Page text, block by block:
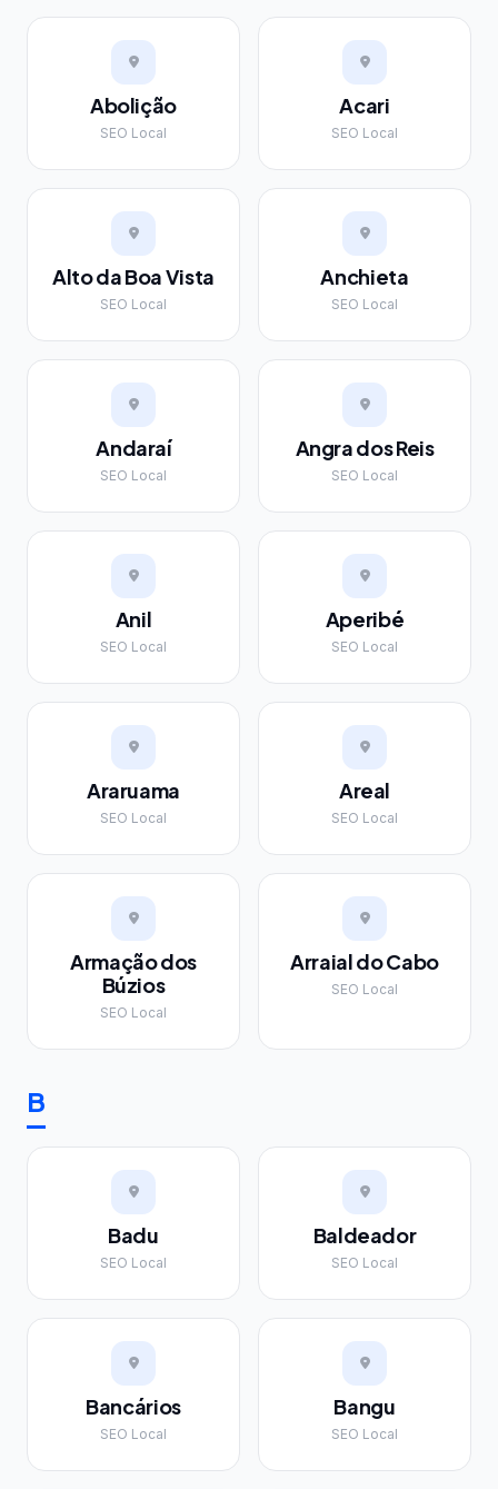
Abolição
SEO Local
Acari
SEO Local
Alto da Boa Vista
SEO Local
Anchieta
SEO Local
Andaraí
SEO Local
Angra dos Reis
SEO Local
Anil
SEO Local
Aperibé
SEO Local
Araruama
SEO Local
Areal
SEO Local
Armação dos
Búzios
SEO Local
Arraial do Cabo
SEO Local
B
Badu
SEO Local
Baldeador
SEO Local
Bancários
SEO Local
Bangu
SEO Local